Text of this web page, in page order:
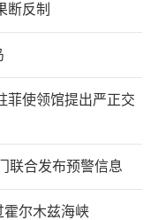
断反制
菲使领馆提出严正交
联合发布预警信息
霍尔木兹海峡